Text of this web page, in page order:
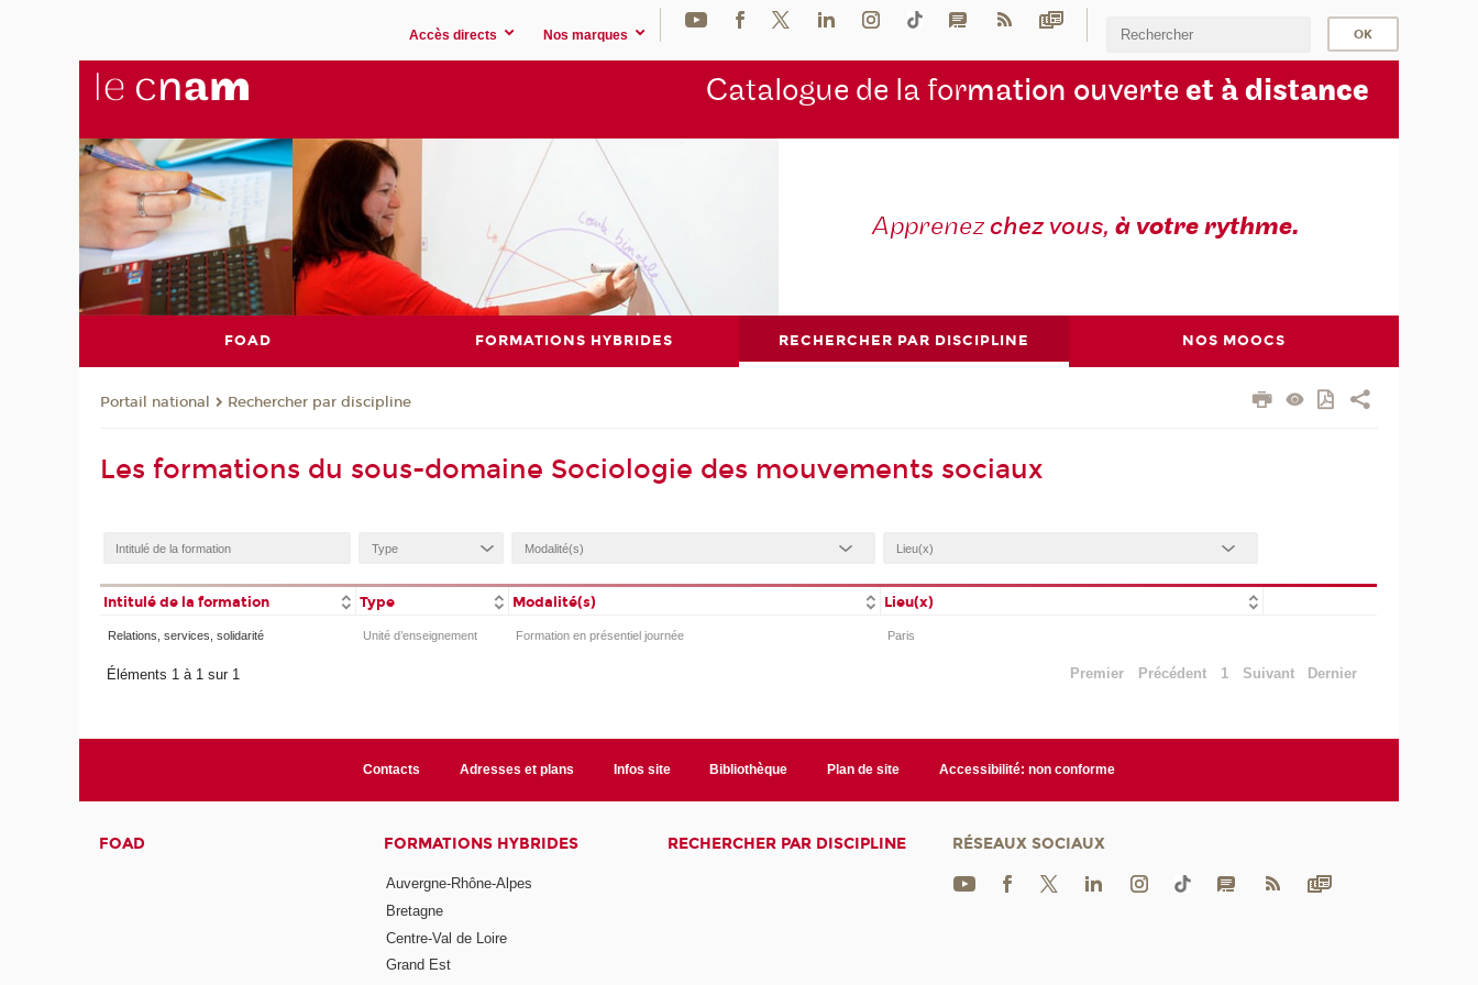
Accès directs Nos marques
Catalogue de la formation ouverte et à distance
Apprenezchez vous, à votre rythme.
FOAD FORMATIONS HYBRIDES RECHERCHER PAR DISCIPLINE NOS MOOCS
Portail national Rechercher par discipline
Les formations du sous-domaine Sociologie des mouvements sociaux
Intitulé de la formation Type Modalité(s) Lieu(x)
Relations, services, solidarité Unité d’enseignement Formation en présentiel journée Paris
Éléments 1 à 1 sur 1 Premier Précédent 1 Suivant Dernier
Contacts Adresses et plans Infos site Bibliothèque Plan de site Accessibilité: non conforme
FOAD FORMATIONS HYBRIDES
Auvergne-Rhône-Alpes
Bretagne
Centre-Val de Loire
Grand Est
RECHERCHER PAR DISCIPLINE RÉSEAUX SOCIAUX